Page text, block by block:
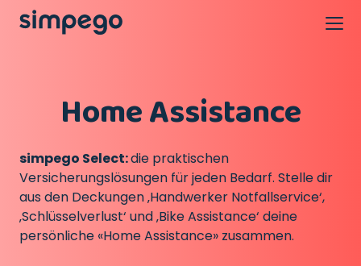
Home Assistance
simpego Select:die praktischen
Versicherungslösungen für jeden Bedarf. Stelle dir
aus den Deckungen ‚Handwerker Notfallservice‘,
‚Schlüsselverlust‘ und ‚Bike Assistance‘ deine
persönliche «Home Assistance» zusammen.